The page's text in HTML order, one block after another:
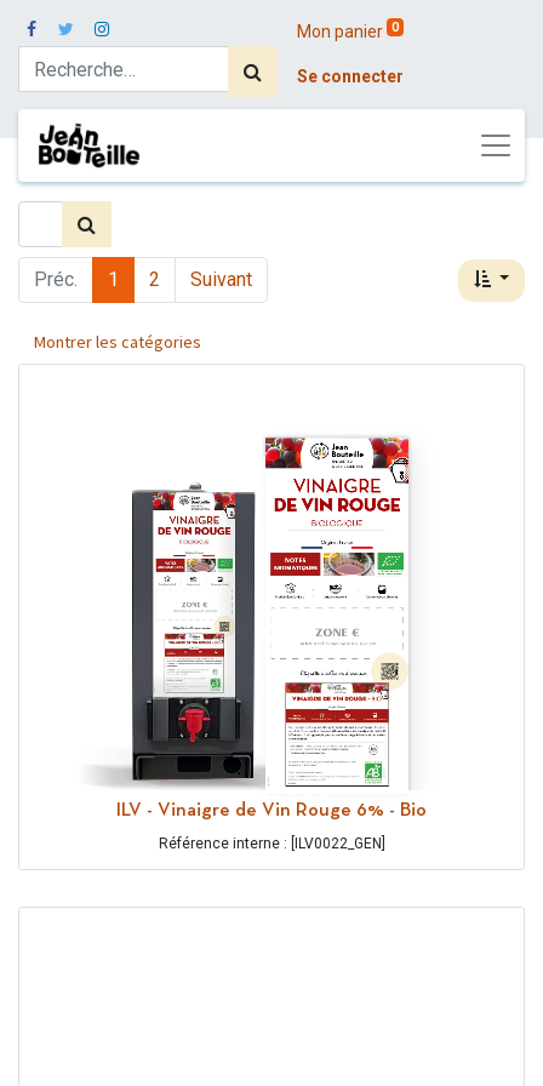
Mon panier 0
Se connecter
Préc. 1 2 Suivant
Montrer les catégories
ILV - Vinaigre de Vin Rouge 6% - Bio
Référence interne : [ILV0022_GEN]